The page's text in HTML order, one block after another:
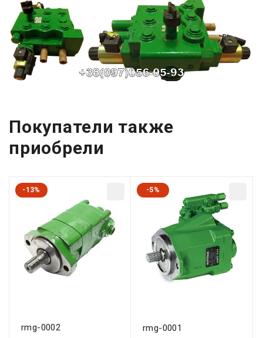
Покупатели также
приобрели
-13%
rmg-0002
-5%
rmg-0001